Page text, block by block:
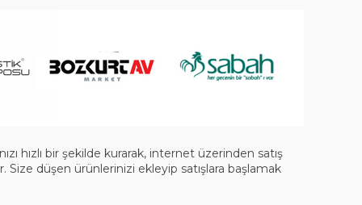
hızlı bir şekilde kurarak, internet üzerinden satış
Size düşen ürünlerinizi ekleyip satışlara başlamak